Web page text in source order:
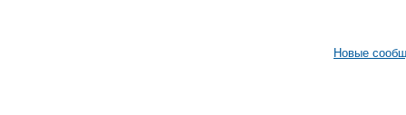
Новые